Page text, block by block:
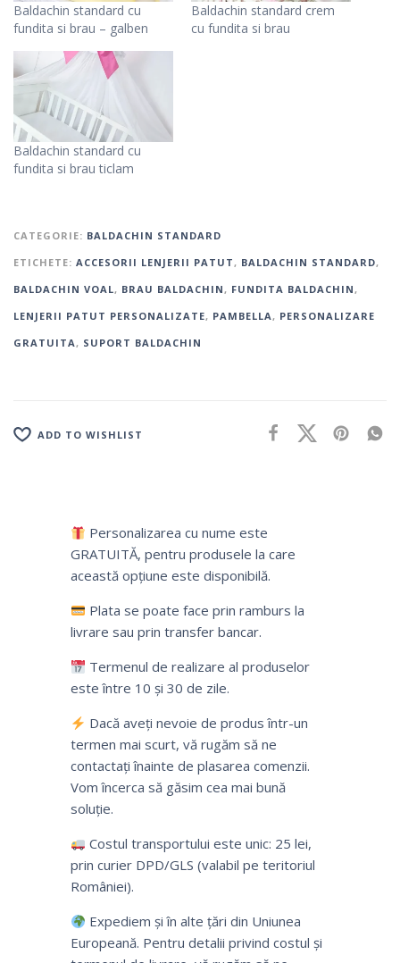
Baldachin standard cu
fundita si brau – galben
Baldachin standard crem
cu fundita si brau
Baldachin standard cu
fundita si brau ticlam
CATEGORIE: BALDACHIN STANDARD
ETICHETE: ACCESORII LENJERII PATUT, BALDACHIN STANDARD,
BALDACHIN VOAL, BRAU BALDACHIN, FUNDITA BALDACHIN,
LENJERII PATUT PERSONALIZATE, PAMBELLA, PERSONALIZARE
GRATUITA, SUPORT BALDACHIN
ADD TO WISHLIST
Personalizarea cu nume este
GRATUITĂ, pentru produsele la care
această opțiune este disponibilă.
Plata se poate face prin ramburs la
livrare sau prin transfer bancar.
Termenul de realizare al produselor
este între 10 și 30 de zile.
Dacă aveți nevoie de produs într-un
termen mai scurt, vă rugăm să ne
contactați înainte de plasarea comenzii.
Vom încerca să găsim cea mai bună
soluție.
Costul transportului este unic: 25 lei,
prin curier DPD/GLS (valabil pe teritoriul
României).
Expediem și în alte țări din Uniunea
Europeană. Pentru detalii privind costul și